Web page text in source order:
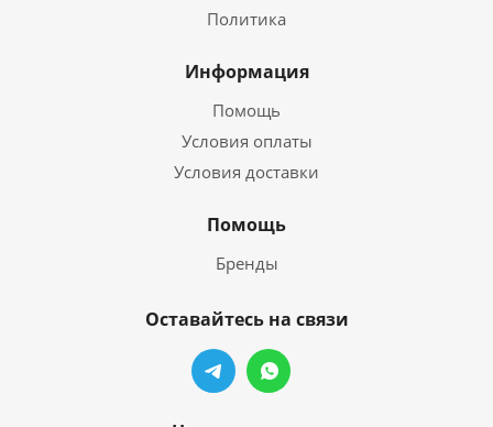
Политика
Информация
Помощь
Условия оплаты
Условия доставки
Помощь
Бренды
Оставайтесь на связи